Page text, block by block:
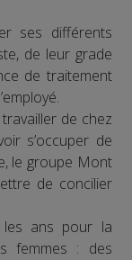
ses différents
de leur grade
de traitement
de chez
s’occuper de
le groupe Mont
de concilier
ans pour la
femmes : des